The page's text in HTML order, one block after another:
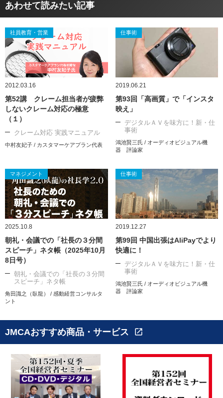
あわせて読みたい記事
社員教育・営業
2012.03.16
第52講 クレーム担当者が疲弊
しないクレーム対応の極意
（１）
クレーム対応 実践マニュアル
中村友妃子 / カスタマーケアプラン代表
仕事術
2019.06.21
第93回「高画質」で「インスタ
映え」
デジタルＡＶを味方に！新・仕
事術
鴻池賢三氏 / オーディオビジュアル機
器 評論家
マネジメント
2025.10.8
朝礼・会議での「社長の３分間
スピーチ」ネタ帳（2025年10月
8日号）
朝礼・会議での「社長の３分間
スピーチ」ネタ帳
角田識之（臥龍） / 感動経営コンサルタ
ント
仕事術
2019.12.27
第99回 中国出張はAliPayでより
快適に！
デジタルＡＶを味方に！新・仕
事術
鴻池賢三氏 / オーディオビジュアル機
器 評論家
JMCAおすすめ商品・サービス open_in_new